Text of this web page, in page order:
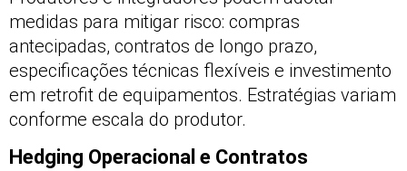
medidas para mitigar risco: compras
antecipadas, contratos de longo prazo,
especificações técnicas flexíveis e investimento
em retrofit de equipamentos. Estratégias variam
conforme escala do produtor.
Hedging Operacional e Contratos